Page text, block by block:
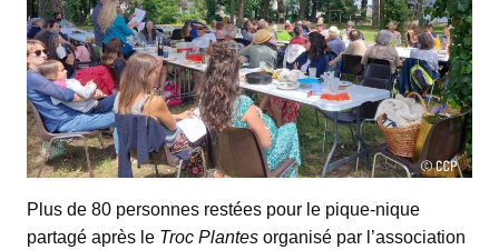
Plus de 80 personnes restées pour le pique-nique
partagé après le Troc Plantes organisé par l’association